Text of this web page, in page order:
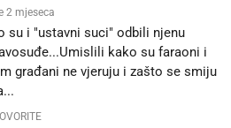
2 mjeseca
su i "ustavni suci" odbili njenu
kako su faraoni i
građani ne vjeruju i zašto se smiju